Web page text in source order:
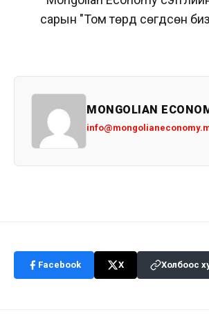
сарын "Том төрд сөгдсөн
MONGOLIAN
Facebook X Холбоос